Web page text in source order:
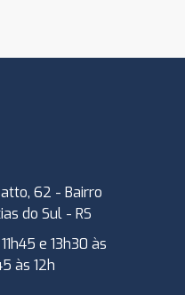
62 - Bairro
do Sul - RS
e 13h30 às
às 12h